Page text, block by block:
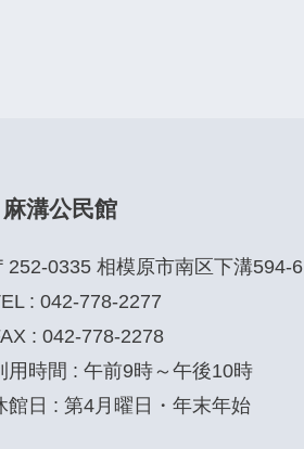
麻溝公民館
252-0335 相模原市南区下溝594-6
: 042-778-2277
: 042-778-2278
用時間 : 午前9時～午後10時
館日 : 第4月曜日・年末年始